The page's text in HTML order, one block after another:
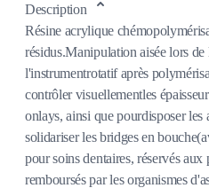
Description
Résine acrylique
résidus.Manipulation aisée lors
l'instrumentrotatif après
contrôler visuellementles
onlays, ainsi que pourdisposer les
solidariser les bridges en
pour soins dentaires, réservés aux
remboursés par les organismes